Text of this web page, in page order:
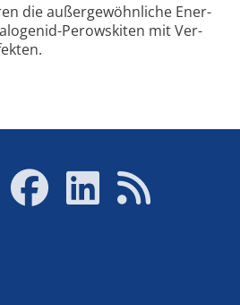
die außer­ge­wöhn­li­che Ener­
Perows­ki­ten mit Ver­